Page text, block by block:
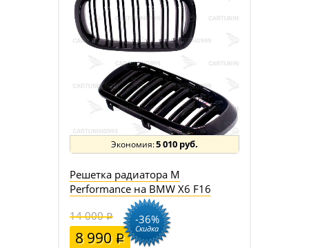
5 010 руб.
Решетка радиатора M
Performance на BMW X6 F16
14 000
8 990
-36%
Скидка